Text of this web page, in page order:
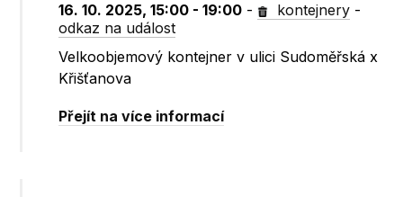
16. 10. 2025, 15:00 - 19:00 - kontejnery -
odkaz na událost
Velkoobjemový kontejner v ulici Sudoměřská x
Křišťanova
Přejít na více informací